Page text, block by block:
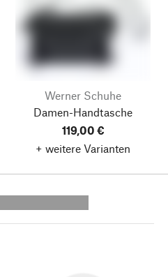
Werner Schuhe
Damen-Handtasche
119,00 €
+ weitere Varianten